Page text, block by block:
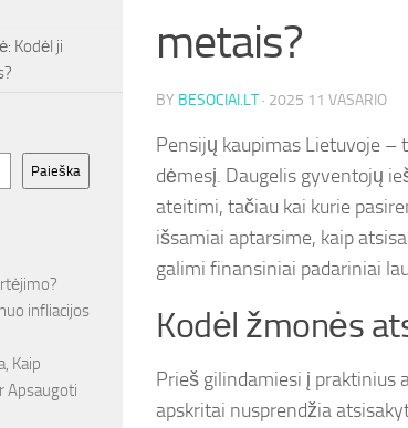
metais?
BY BESOCIAI.LT · 2025 11 VASARIO
Pensijų kaupimas Lietuvoje –
dėmesį. Daugelis gyventojų
ateitimi, tačiau kai kurie
išsamiai aptarsime, kaip
galimi finansiniai padariniai
Kodėl žmonės
Prieš gilindamiesi į praktinius
apskritai nusprendžia
Kodėl ji
Paieška
infliacijos
Kaip
Apsaugoti